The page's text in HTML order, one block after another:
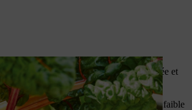
plantez des végétaux à absorption modérée et
préférez uniquement des plantes à
plus à même de faire face au faible
présent dans votre potager. Les plantes à faible